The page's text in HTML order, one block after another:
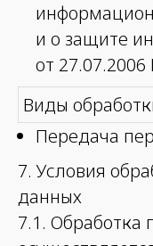
и о защите
от 27.07.2006
Виды
Передача
7. Условия
данных
7.1. Обработка